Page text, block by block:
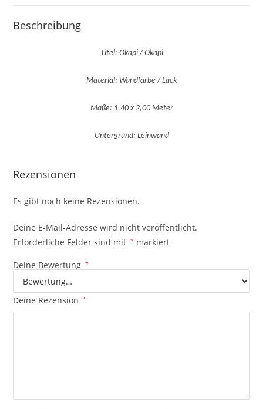
Beschreibung
Titel: Okapi / Okapi
Material: Wandfarbe / Lack
Maße: 1,40 x 2,00 Meter
Untergrund: Leinwand
Rezensionen
Es gibt noch keine Rezensionen.
Deine E-Mail-Adresse wird nicht veröffentlicht.
Erforderliche Felder sind mit * markiert
Deine Bewertung *
Deine Rezension *